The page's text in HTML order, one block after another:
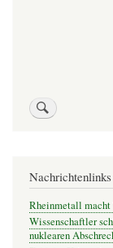
Nachrichtenlinks
Rheinmetall macht
Wissenschaftler
nuklearen